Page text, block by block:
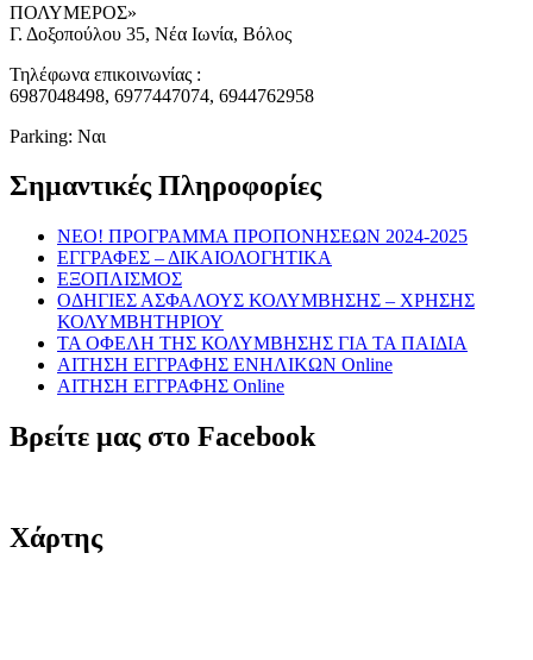
ΠΟΛΥΜΕΡΟΣ»
Γ. Δοξοπούλου 35, Νέα Ιωνία, Βόλος
Τηλέφωνα επικοινωνίας :
6987048498, 6977447074, 6944762958
Parking: Ναι
Σημαντικές Πληροφορίες
NEO! ΠΡΟΓΡΑΜΜΑ ΠΡΟΠΟΝΗΣΕΩΝ 2024-2025
ΕΓΓΡΑΦΕΣ – ΔΙΚΑΙΟΛΟΓΗΤΙΚΑ
ΕΞΟΠΛΙΣΜΟΣ
ΟΔΗΓΙΕΣ ΑΣΦΑΛΟΥΣ ΚΟΛΥΜΒΗΣΗΣ – ΧΡΗΣΗΣ
ΚΟΛΥΜΒΗΤΗΡΙΟΥ
ΤΑ ΟΦΕΛΗ ΤΗΣ ΚΟΛΥΜΒΗΣΗΣ ΓΙΑ ΤΑ ΠΑΙΔΙΑ
ΑΙΤΗΣΗ ΕΓΓΡΑΦΗΣ ΕΝΗΛΙΚΩΝ Online
ΑΙΤΗΣΗ ΕΓΓΡΑΦΗΣ Online
Βρείτε μας στο Facebook
Χάρτης